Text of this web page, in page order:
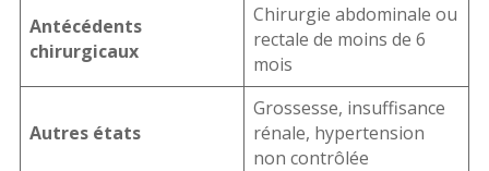
Antécédents
chirurgicaux
Chirurgie abdominale ou
rectale de moins de 6
mois
Autres états
Grossesse, insuffisance
rénale, hypertension
non contrôlée